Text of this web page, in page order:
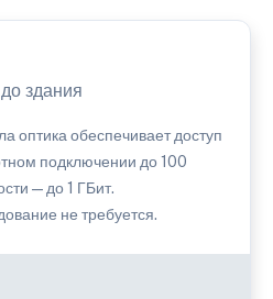
здания
оптика обеспечивает доступ
подключении до 100
— до 1 ГБит.
не требуется.